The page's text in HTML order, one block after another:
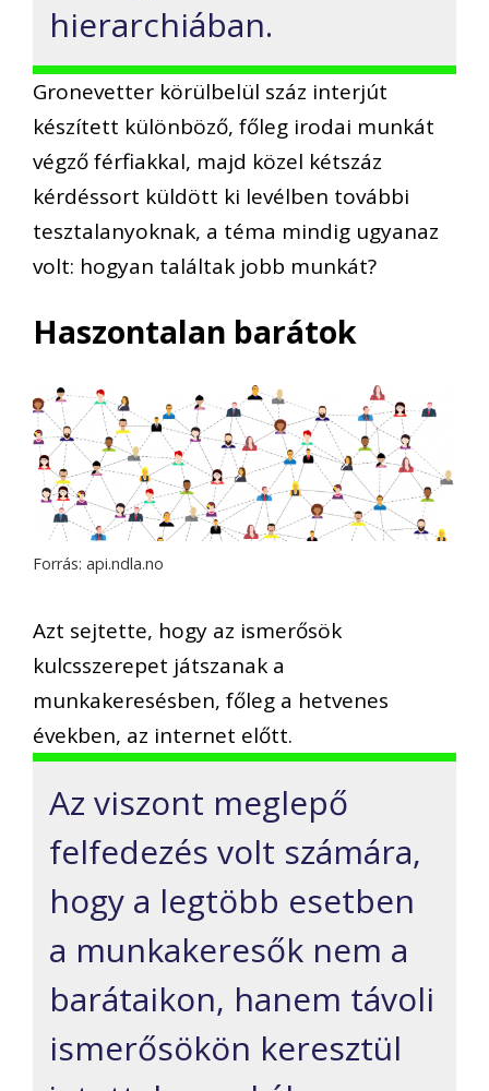
hierarchiában.
Gronevetter körülbelül száz interjút
készített különböző, főleg irodai munkát
végző férfiakkal, majd közel kétszáz
kérdéssort küldött ki levélben további
tesztalanyoknak, a téma mindig ugyanaz
volt: hogyan találtak jobb munkát?
Haszontalan barátok
Forrás: api.ndla.no
Azt sejtette, hogy az ismerősök
kulcsszerepet játszanak a
munkakeresésben, főleg a hetvenes
években, az internet előtt.
Az viszont meglepő
felfedezés volt számára,
hogy a legtöbb esetben
a munkakeresők nem a
barátaikon, hanem távoli
ismerősökön keresztül